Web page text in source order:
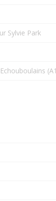
Sylvie Park